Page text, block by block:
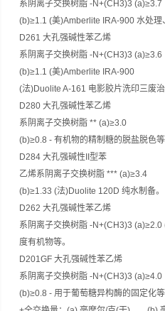
系阴离子交换树脂 -N+(CH3)3 (a)≥3.7
(b)≥1.1 (美)Amberlite IRA-900 水处理
D261 大孔强碱性苯乙烯
系阴离子交换树脂 -N+(CH3)3 (a)≥3.6
(b)≥1.1 (美)Amberlite IRA-900
(法)Duolite A-161 电影胶片洗印三废
D280 大孔强碱性苯乙烯
系阴离子交换树脂 ** (a)≥3.0
(b)≥0.8 - 有机物的精制糖的脱盐脱色等
D284 大孔强碱性II型苯
乙烯系阴离子交换树脂 *** (a)≥3.4
(b)≥1.33 (法)Duolite 120D 纯水制备。
D262 大孔强碱性苯乙烯
系阴离子交换树脂 -N+(CH3)3
度有机物等。
D201GF 大孔强碱性苯乙烯
系阴离子交换树脂 -N+(CH3)3 (a)≥4.0
(b)≥0.8 - 用于葡萄糖异构酶的固定化等